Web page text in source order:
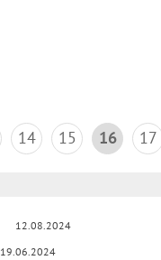
14 15 16 17
12.08.2024
19.06.2024